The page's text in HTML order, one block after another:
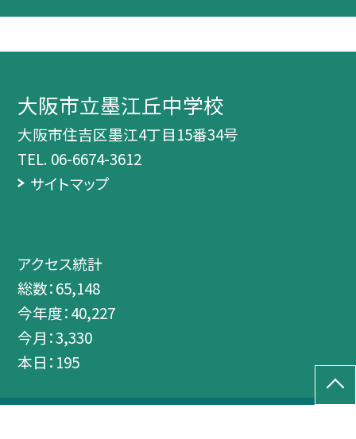
大阪市立墨江丘中学校
大阪市住吉区墨江4丁目15番34号
TEL. 06-6674-3612
サイトマップ
アクセス統計
総数：65,148
今年度：40,227
今月：3,330
本日： 195